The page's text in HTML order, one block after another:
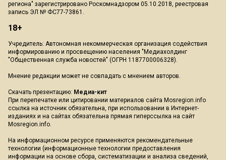
региона" зарегистрировано Роскомнадзором 05.10.2018, реестровая
запись ЭЛ № ФС77-73861.
18+
Учредитель: Автономная некоммерческая организация содействия
информированию и просвещению населения "Медиахолдинг
"Общественная служба новостей" (ОГРН 1187700006328).
Мнение редакции может не совпадать с мнением авторов.
Скачать презентацию: Медиа-кит
При перепечатке или цитировании материалов сайта Mosregion.info
ссылка на источник обязательна, при использовании в Интернет-
изданиях и на сайтах обязательна прямая гиперссылка на сайт
Mosregion.info.
На информационном ресурсе применяются рекомендательные
технологии (информационные технологии предоставления
информации на основе сбора, систематизации и анализа сведений,